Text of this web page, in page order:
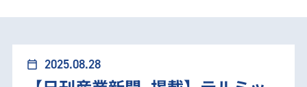
【日刊産業新聞_掲載】テルミックが事業本格化
calendar_today 2025.08.28